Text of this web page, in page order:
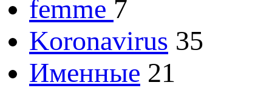
femme 7
Koronavirus 35
Именные 21